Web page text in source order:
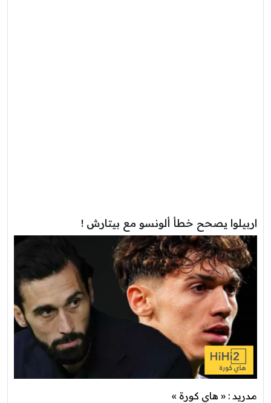
اربيلوا يصحح خطأ ألونسو مع بيتارش !
مدريد : « هاي كورة »